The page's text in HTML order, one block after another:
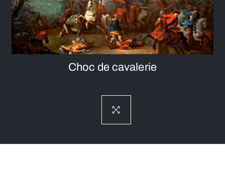
Choc de cavalerie